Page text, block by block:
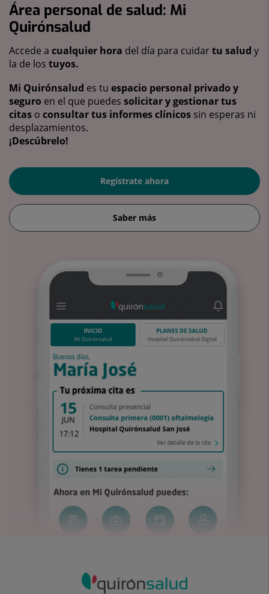
Área personal de salud: Mi
Quirónsalud
Accede a cualquier hora del día para cuidartu salud y
la de los tuyos.
Mi Quirónsalud es tu espacio personal privado y
seguro en el que puedes solicitar y gestionar tus
citas o consultar tus informes clínicos sin esperas ni
desplazamientos.
¡Descúbrelo!
Regístrate ahora
Saber más